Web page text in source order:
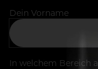
Dein Vorname
In welchem Bereich